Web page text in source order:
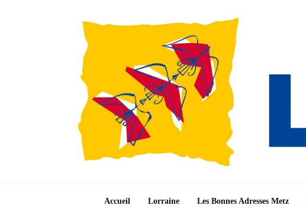
Accueil Lorraine Les Bonnes Adresses Metz